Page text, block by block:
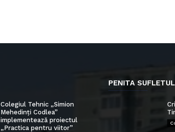
Colegiul Tehnic „Simion
Mehedinți Codlea”
implementează proiectul
„Practica pentru viitor”
PENITA